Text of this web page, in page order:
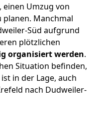
einen Umzug von
planen. Manchmal
Süd aufgrund
plötzlichen
organisiert werden.
Situation befinden,
in der Lage, auch
nach Dudweiler-